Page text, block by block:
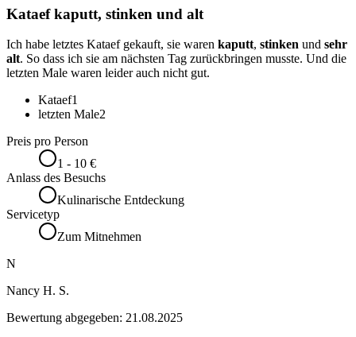
Kataef kaputt, stinken und alt
Ich habe letztes Kataef gekauft, sie waren kaputt, stinken und sehr
alt. So dass ich sie am nächsten Tag zurückbringen musste. Und die
letzten Male waren leider auch nicht gut.
Kataef1
letzten Male2
Preis pro Person
1 - 10 €
Anlass des Besuchs
Kulinarische Entdeckung
Servicetyp
Zum Mitnehmen
N
Nancy H. S.
Bewertung abgegeben: 21.08.2025